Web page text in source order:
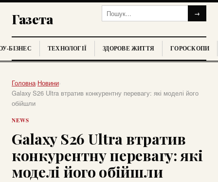
Газета →
БІЗНЕС ТЕХНОЛОГІЇ ЗДОРОВЕ ЖИТТЯ ГОРОСКОПИ
Головна›Новини›
Galaxy S26 Ultra втратив конкурентну перевагу: які моделі його
обійшли
NEWS
Galaxy S26 Ultra втратив
конкурентну перевагу: які
моделі його обійшли